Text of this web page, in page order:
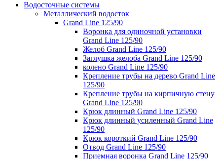
Водосточные системы
Металлический водосток
Grand Line 125/90
Воронка для одиночной установки
Grand Line 125/90
Желоб Grand Line 125/90
Заглушка желоба Grand Line 125/90
колено Grand Line 125/90
Крепление трубы на дерево Grand Line
125/90
Крепление трубы на кирпичную стену
Grand Line 125/90
Крюк длинный Grand Line 125/90
Крюк длинный усиленный Grand Line
125/90
Крюк короткий Grand Line 125/90
Отвод Grand Line 125/90
Приемная воронка Grand Line 125/90